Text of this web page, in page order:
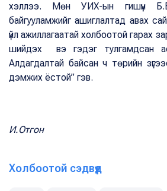
хэллээ. Мөн УИХ-ын гишүүн
байгууламжийг ашиглалтад авах
үйл ажиллагаатай холбоотой гарах
шийдэх вэ гэдэг тулгамдсан
Алдагдалтай байсан ч төрийн
дэмжих ёстой” гэв.
И.Отгон
Холбоотой сэдвүүд